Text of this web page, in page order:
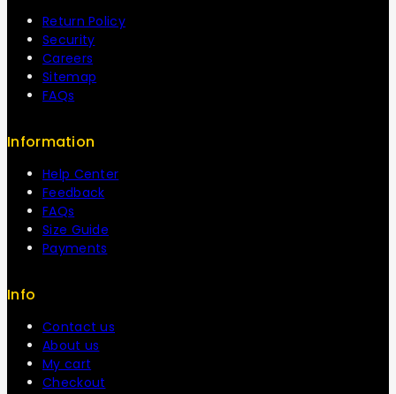
Return Policy
Security
Careers
Sitemap
FAQs
Information
Help Center
Feedback
FAQs
Size Guide
Payments
Info
Contact us
About us
My cart
Checkout